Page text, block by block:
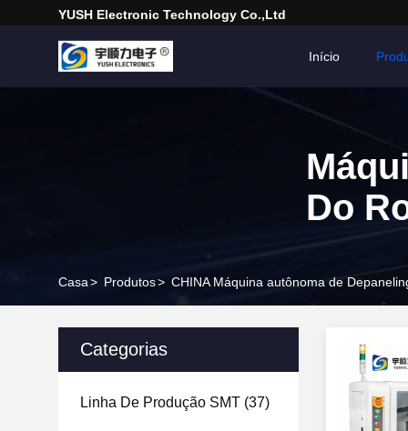
YUSH Electronic Technology Co.,Ltd
Início
Do
Casa> Produtos> CHINA Máquina autônoma de
Categorias
Linha De Produção SMT (37)